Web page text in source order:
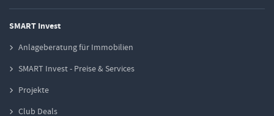
SMART Invest
Anlageberatung für Immobilien
SMART Invest - Preise & Services
Projekte
Club Deals